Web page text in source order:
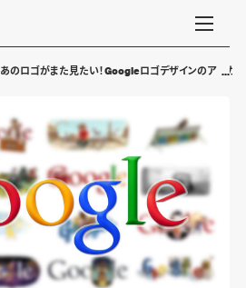
あのロゴがまた見たい！Googleロゴデザインのアーカ